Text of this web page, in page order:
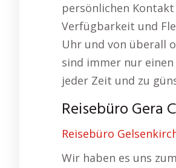
persönlichen
Verfügbarkeit und
Uhr und von überall
sind immer nur
jeder Zeit und zu
Reisebüro Gera
Reisebüro
Wir haben es uns